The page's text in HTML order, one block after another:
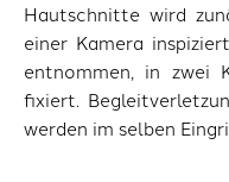
Hautschnitte wird
einer Kamera
entnommen, in zwei
fixiert.
werden im selben